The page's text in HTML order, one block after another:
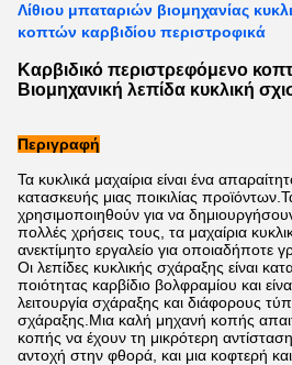
Λίθιου μπαταριών βιομηχανίας
κοπτών καρβιδίου περιστροφικά
Καρβιδικό περιστρεφόμενο
Βιομηχανική λεπίδα κυκλική
Περιγραφή
Τα κυκλικά μαχαίρια είναι ένα
κατασκευής μιας ποικιλίας
χρησιμοποιηθούν για να
πολλές χρήσεις τους, τα μαχαίρια
ανεκτίμητο εργαλείο για οποιαδήποτε
Οι λεπίδες κυκλικής σχάραξης είναι
ποιότητας καρβίδιο βολφραμίου και
λειτουργία σχάραξης και διάφορους
σχάραξης.Μια καλή μηχανή κοπής
κοπής να έχουν τη μικρότερη
αντοχή στην φθορά, και μια κοφτερή